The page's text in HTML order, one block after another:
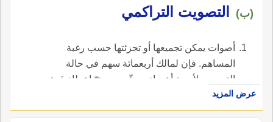
(ب) التصويت التراكمي
أصوات يمكن تجميعها أو تجزئتها حسب رغبة
المساهم. فإن لمالك أربعمائة سهم في حالة
التصويت لأربعة أعضاء مرشّحين حقّ إعطاء قوة
تصويتية مائة سهم لكلّ منهم ، في الإنجليزية، هي
cumulative voting.
عرض المزيد